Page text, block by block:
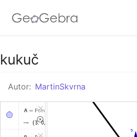
Google Classroom
GeoGebra Třída
Přihlásit
kukuč
Autor: MartinSkvrna